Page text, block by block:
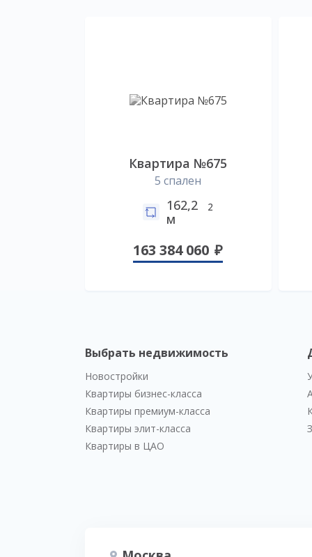
Квартира №675
5 спален
162,2
м
2
163 384 060
Выбрать недвижимость
Новостройки
Квартиры бизнес-класса
Квартиры премиум-класса
Квартиры элит-класса
Квартиры в ЦАО